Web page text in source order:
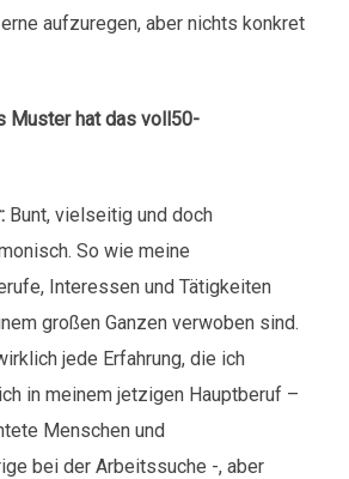
aufzuregen, aber nichts konkret
Muster hat das voll50-
Bunt, vielseitig und doch
So wie meine
Interessen und Tätigkeiten
großen Ganzen verwoben sind.
jede Erfahrung, die ich
in meinem jetzigen Hauptberuf –
Menschen und
bei der Arbeitssuche -, aber